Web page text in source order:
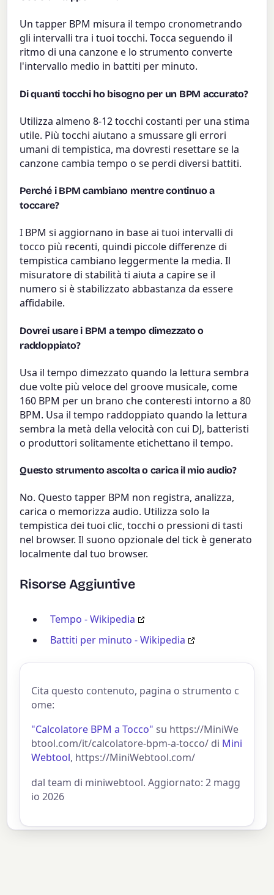
Un tapper BPM misura il tempo cronometrando
gli intervalli tra i tuoi tocchi. Tocca seguendo il
ritmo di una canzone e lo strumento converte
l'intervallo medio in battiti per minuto.
Di quanti tocchi ho bisogno per un BPM accurato?
Utilizza almeno 8-12 tocchi costanti per una stima
utile. Più tocchi aiutano a smussare gli errori
umani di tempistica, ma dovresti resettare se la
canzone cambia tempo o se perdi diversi battiti.
Perché i BPM cambiano mentre continuo a
toccare?
I BPM si aggiornano in base ai tuoi intervalli di
tocco più recenti, quindi piccole differenze di
tempistica cambiano leggermente la media. Il
misuratore di stabilità ti aiuta a capire se il
numero si è stabilizzato abbastanza da essere
affidabile.
Dovrei usare i BPM a tempo dimezzato o
raddoppiato?
Usa il tempo dimezzato quando la lettura sembra
due volte più veloce del groove musicale, come
160 BPM per un brano che conteresti intorno a 80
BPM. Usa il tempo raddoppiato quando la lettura
sembra la metà della velocità con cui DJ, batteristi
o produttori solitamente etichettano il tempo.
Questo strumento ascolta o carica il mio audio?
No. Questo tapper BPM non registra, analizza,
carica o memorizza audio. Utilizza solo la
tempistica dei tuoi clic, tocchi o pressioni di tasti
nel browser. Il suono opzionale del tick è generato
localmente dal tuo browser.
Risorse Aggiuntive
Tempo - Wikipedia
Battiti per minuto - Wikipedia
Cita questo contenuto, pagina o strumento c
ome:
"Calcolatore BPM a Tocco" su https://MiniWe
btool.com/it/calcolatore-bpm-a-tocco/ di Mini
Webtool, https://MiniWebtool.com/
dal team di miniwebtool. Aggiornato: 2 magg
io 2026